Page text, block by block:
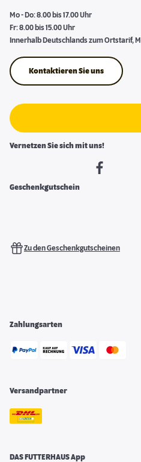
Mo - Do: 8.00 bis 17.00 Uhr
Fr: 8.00 bis 15.00 Uhr
Innerhalb Deutschlands zum Ortstarif,
Kontaktieren Sie uns
Vernetzen Sie sich mit uns!
Geschenkgutschein
Zu den Geschenkgutscheinen
Zahlungsarten
Versandpartner
DAS FUTTERHAUS App